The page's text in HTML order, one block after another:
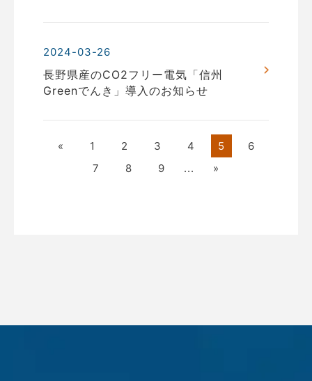
2024-03-26
長野県産のCO2フリー電気「信州
Greenでんき」導入のお知らせ
« 1 2 3 4 5
6
7
8 9 ... »